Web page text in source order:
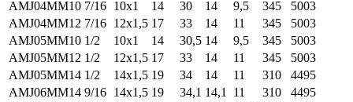
AMJ04MM10 7/16 10x1 14 30 14 9,5 345
5003
AMJ04MM12 7/16 12x1,5 17 33 14 11 345
5003
AMJ05MM10 1/2 10x1 14 30,5 14 9,5 345
5003
AMJ05MM12 1/2 12x1,5 17 33 14 11 345
5003
AMJ05MM14 1/2 14x1,5 19 34 14 11 310
4495
AMJ06MM14 9/16 14x1,5 19 34,1 14,1 11 310
4495